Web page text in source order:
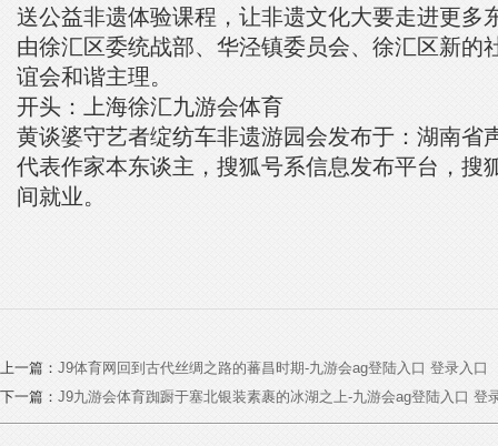
送公益非遗体验课程，让非遗文化大要走进更多
由徐汇区委统战部、华泾镇委员会、徐汇区新的
谊会和谐主理。
开头：上海徐汇九游会体育
黄谈婆守艺者绽纺车非遗游园会发布于：湖南省
代表作家本东谈主，搜狐号系信息发布平台，搜
间就业。
上一篇： J9体育网回到古代丝绸之路的蕃昌时期-九游会ag登陆入口 登录入口
下一篇： J9九游会体育踟蹰于塞北银装素裹的冰湖之上-九游会ag登陆入口 登